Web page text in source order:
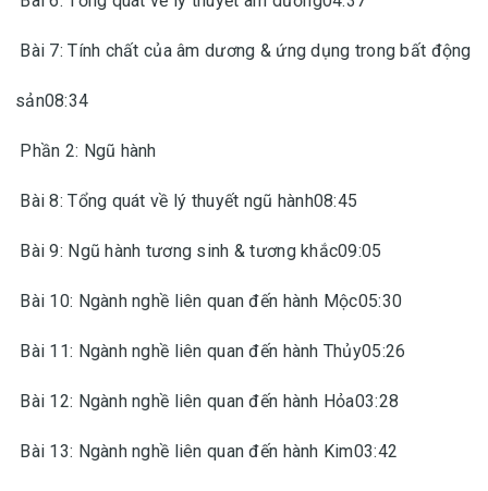
Bài 7: Tính chất của âm dương & ứng dụng trong bất động
sản08:34
Phần 2: Ngũ hành
Bài 8: Tổng quát về lý thuyết ngũ hành08:45
Bài 9: Ngũ hành tương sinh & tương khắc09:05
Bài 10: Ngành nghề liên quan đến hành Mộc05:30
Bài 11: Ngành nghề liên quan đến hành Thủy05:26
Bài 12: Ngành nghề liên quan đến hành Hỏa03:28
Bài 13: Ngành nghề liên quan đến hành Kim03:42